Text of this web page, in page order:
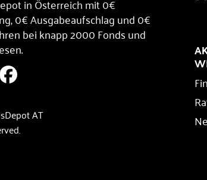
in Österreich mit 0€
0€ Ausgabeaufschlag und 0€
bei knapp 2000 Fonds und
AT